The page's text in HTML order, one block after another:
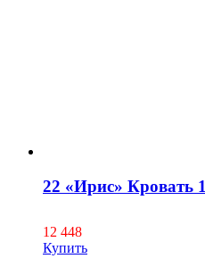
22 «Ирис» Кровать
12 448
Купить